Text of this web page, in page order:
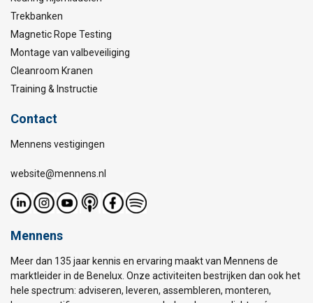
Trekbanken
Magnetic Rope Testing
Montage van valbeveiliging
Cleanroom Kranen
Training & Instructie
Contact
Mennens vestigingen
website@mennens.nl
Mennens
Meer dan 135 jaar kennis en ervaring maakt van Mennens de
marktleider in de Benelux. Onze activiteiten bestrijken dan ook het
hele spectrum: adviseren, leveren, assembleren, monteren,